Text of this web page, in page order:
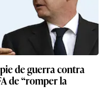
de guerra contra
de “romper la